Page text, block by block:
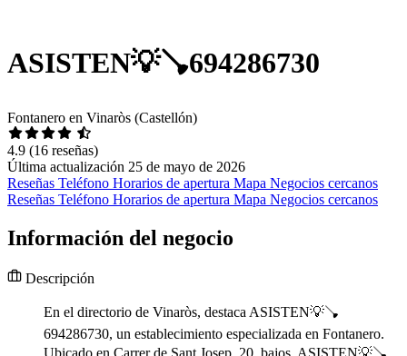
ASISTEN💡🪠694286730
Fontanero en Vinaròs (Castellón)
4.9 (16 reseñas)
Última actualización 25 de mayo de 2026
Reseñas Teléfono Horarios de apertura Mapa Negocios cercanos
Reseñas Teléfono Horarios de apertura Mapa Negocios cercanos
Información del negocio
Descripción
En el directorio de Vinaròs, destaca ASISTEN💡🪠
694286730, un establecimiento especializada en Fontanero.
Ubicado en Carrer de Sant Josep, 20, bajos, ASISTEN💡🪠